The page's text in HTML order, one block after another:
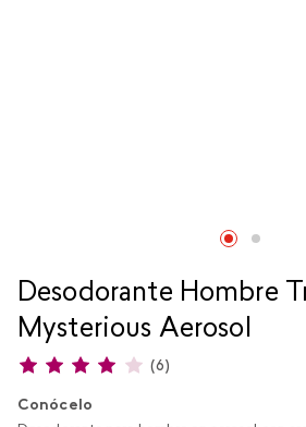
Desodorante Hombre
Mysterious Aerosol
(6)
Conócelo